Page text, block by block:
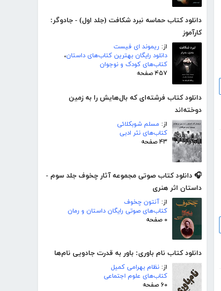
دانلود کتاب حماسه نبرد شکافت (جلد اول) - جادوگر:
کارآموز
از: ریموند ای فیست
دانلود رایگان بهترین کتاب‌های داستان،
کتاب‌های کودک و نوجوان
۴۵۷ صفحه
دانلود کتاب فرشته‌ای که بال‌هایش را به زمین
دوخته‌اند
از: مسلم شوبکلائی
کتاب‌های نثر ادبی
۴۳ صفحه
🎧 دانلود کتاب صوتی مجموعه آثار چخوف جلد سوم -
داستان اثر هنری
از: آنتون چخوف
کتاب‌های صوتی رایگان داستان و رمان
۰ صفحه
دانلود کتاب نام باوری: باور به قدرت جادویی نام‌ها
از: نظام بهرامی کمیل
کتاب‌های علوم اجتماعی
۶۰ صفحه